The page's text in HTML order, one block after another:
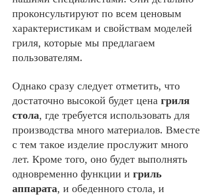
проконсультируют по всем ценовым
характеристикам и свойствам моделей
гриля, которые мы предлагаем
пользователям.
Однако сразу следует отметить, что
достаточно высокой будет цена гриля
стола, где требуется использовать для
производства много материалов. Вместе
с тем такое изделие прослужит много
лет. Кроме того, оно будет выполнять
одновременно функции и гриль
аппарата, и обеденного стола, и